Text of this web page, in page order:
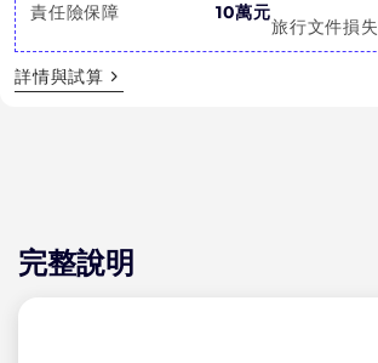
責任險保障
10萬元
旅行文件損失
詳情與試算
完整說明